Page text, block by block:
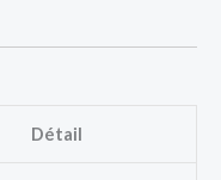
Détail